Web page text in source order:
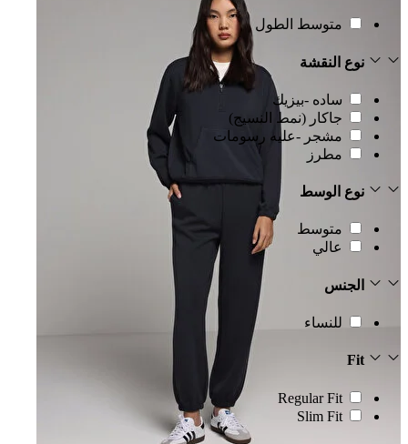
متوسط الطول
نوع النقشة
ساده -بيزيك
جاكار (نمط النسيج)
مشجر -عليه رسومات
مطرز
نوع الوسط
متوسط
عالي
الجنس
للنساء
Fit
Regular Fit
Slim Fit